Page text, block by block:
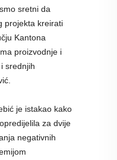
sretni da
projekta kreirati
Kantona
proizvodnje i
srednjih
je istakao kako
za dvije
negativnih